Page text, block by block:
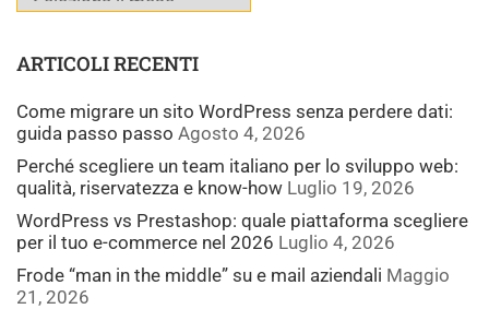
ARTICOLI RECENTI
Come migrare un sito WordPress senza perdere dati:
guida passo passo Agosto 4, 2026
Perché scegliere un team italiano per lo sviluppo web:
qualità, riservatezza e know-how Luglio 19, 2026
WordPress vs Prestashop: quale piattaforma scegliere
per il tuo e-commerce nel 2026 Luglio 4, 2026
Frode “man in the middle” su e mail aziendali Maggio
21, 2026